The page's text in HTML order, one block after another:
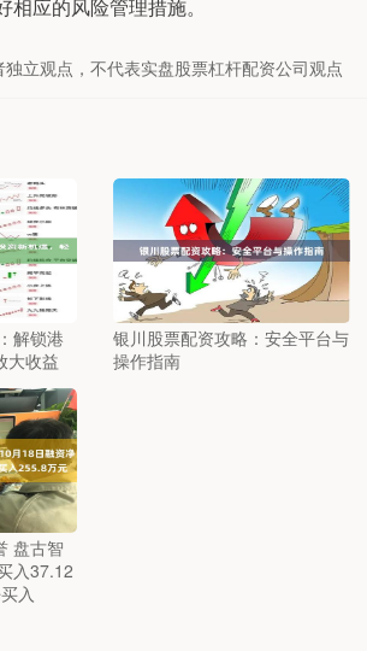
应的风险管理措施。
独立观点，不代表实盘股票杠杆配资公司观点
解锁港
大收益
银川股票配资攻略：安全平台与
操作指南
盘古智
入37.12
入